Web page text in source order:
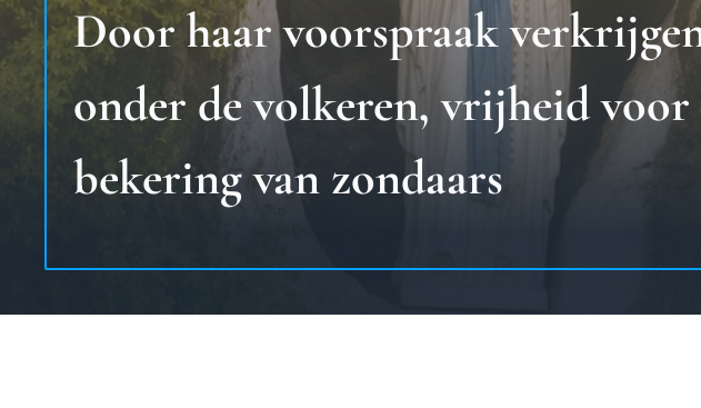
Door haar voorspraak
onder de volkeren, vrijheid voor
bekering van zondaars